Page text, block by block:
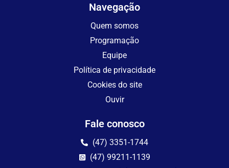
Navegação
Quem somos
Programação
Equipe
Política de privacidade
Cookies do site
Ouvir
Fale conosco
(47) 3351-1744
(47) 99211-1139